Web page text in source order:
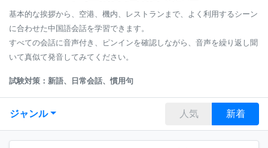
基本的な挨拶から、空港、機内、レストランまで、よく利用するシーン
に合わせた中国語会話を学習できます。
すべての会話に音声付き、ピンインを確認しながら、音声を繰り返し聞
いて真似て発音してみてください。
試験対策：新語、日常会話、慣用句
ジャンル 人気 新着